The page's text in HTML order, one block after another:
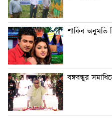
শাকিব অনুমতি
বঙ্গবন্ধুর